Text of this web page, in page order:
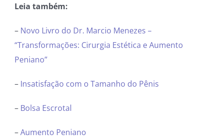
Leia também:
– Novo Livro do Dr. Marcio Menezes –
“Transformações: Cirurgia Estética e Aumento
Peniano”
– Insatisfação com o Tamanho do Pênis
– Bolsa Escrotal
–Aumento Peniano